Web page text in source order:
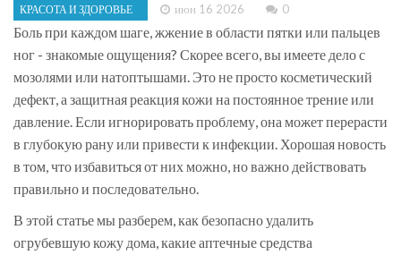
КРАСОТА И ЗДОРОВЬЕ июн 16 2026 0
Боль при каждом шаге, жжение в области пятки или пальцев
ног - знакомые ощущения? Скорее всего, вы имеете дело с
мозолями или натоптышами. Это не просто косметический
дефект, а защитная реакция кожи на постоянное трение или
давление. Если игнорировать проблему, она может перерасти
в глубокую рану или привести к инфекции. Хорошая новость
в том, что избавиться от них можно, но важно действовать
правильно и последовательно.
В этой статье мы разберем, как безопасно удалить
огрубевшую кожу дома, какие аптечные средства